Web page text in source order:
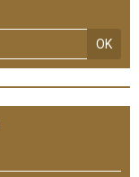
OK